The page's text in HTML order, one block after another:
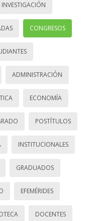
INVESTIGACIÓN
CONGRESOS
ADMINISTRACIÓN
ECONOMÍA
POSTÍTULOS
INSTITUCIONALES
GRADUADOS
EFEMÉRIDES
DOCENTES